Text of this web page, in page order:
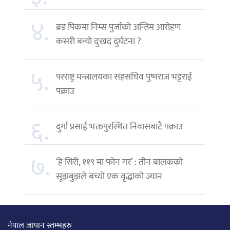
४. ब्रड पिकमा निम्स पुर्जाको अन्तिम आरोहण
कसरी बन्यो दुःखद दुर्घटना ?
५. परराष्ट्र मन्त्रालयका सहसचिव पुष्पराज भट्टराई
पक्राउ
६. दुर्गा प्रसाईं भक्तपुरस्थित निवासबाटै पक्राउ
७. ‘हे सिरी, ११९ मा फोन गर’ : तीन बालकको
सूझबुझले बच्यो एक वृद्धाको ज्यान
नेपाल जापान स्तम्भहरु